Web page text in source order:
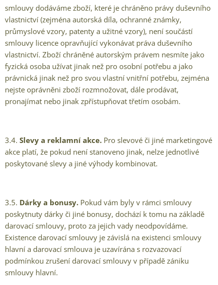
smlouvy dodáváme zboží, které je chráněno právy duševního
vlastnictví (zejména autorská díla, ochranné známky,
průmyslové vzory, patenty a užitné vzory), není součástí
smlouvy licence opravňující vykonávat práva duševního
vlastnictví. Zboží chráněné autorským právem nesmíte jako
fyzická osoba užívat jinak než pro osobní potřebu a jako
právnická jinak než pro svou vlastní vnitřní potřebu, zejména
nejste oprávněni zboží rozmnožovat, dále prodávat,
pronajímat nebo jinak zpřístupňovat třetím osobám.
3.4. Slevy a reklamní akce. Pro slevové či jiné marketingové
akce platí, že pokud není stanoveno jinak, nelze jednotlivé
poskytované slevy a jiné výhody kombinovat.
3.5. Dárky a bonusy. Pokud vám byly v rámci smlouvy
poskytnuty dárky či jiné bonusy, dochází k tomu na základě
darovací smlouvy, proto za jejich vady neodpovídáme.
Existence darovací smlouvy je závislá na existenci smlouvy
hlavní a darovací smlouva je uzavírána s rozvazovací
podmínkou zrušení darovací smlouvy v případě zániku
smlouvy hlavní.